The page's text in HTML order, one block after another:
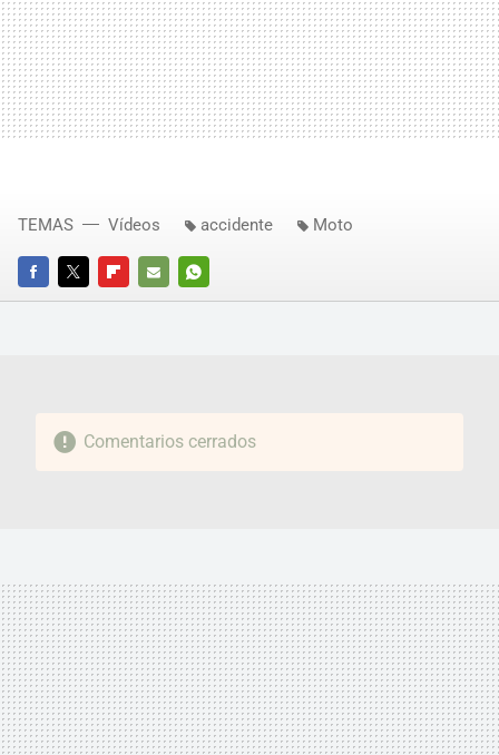
FACEBOOKTWITTERFLIPBOARD
E-
WHATSAPP
TEMAS Vídeos accidente Moto
Comentarios cerrados